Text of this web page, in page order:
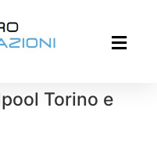
Torino e